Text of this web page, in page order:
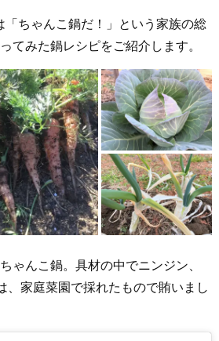
「ちゃんこ鍋だ！」という家族の総
てみた鍋レシピをご紹介します。
ゃんこ鍋。具材の中でニンジン、
、家庭菜園で採れたもので賄いまし